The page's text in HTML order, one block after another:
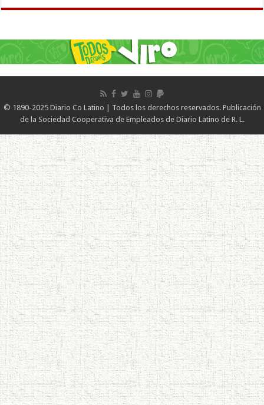
© 1890-2025 Diario Co Latino | Todos los derechos reservados. Publicación
de la Sociedad Cooperativa de Empleados de Diario Latino de R. L.